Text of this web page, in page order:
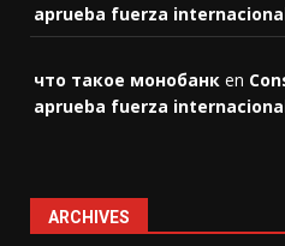
aprueba fuerza
что такое монобанк en
aprueba fuerza
ARCHIVES